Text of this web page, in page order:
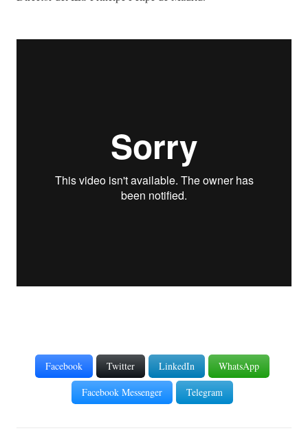
Facebook Twitter LinkedIn
WhatsApp
Facebook Messenger
Telegram